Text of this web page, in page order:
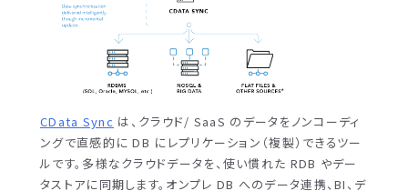
CData Sync は、クラウド/ SaaS のデータをノンコーディ
ングで直感的に DB にレプリケーション（複製）できるツー
ルです。多様なクラウドデータを、使い慣れた RDB やデー
タストアに同期します。オンプレ DB へのデータ連携、BI、デ